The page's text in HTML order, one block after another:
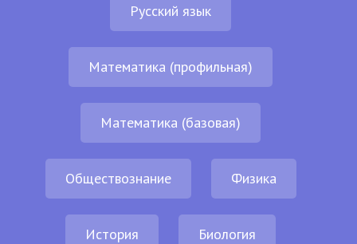
Русский язык
Математика (профильная)
Математика (базовая)
Обществознание Физика
История Биология